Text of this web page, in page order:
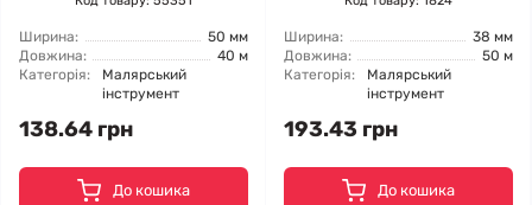
Ширина:
50 мм
Довжина:
40 м
Категорія:
Малярський
інструмент
138.64 грн
До кошика
Ширина:
38 мм
Довжина:
50 м
Категорія:
Малярський
інструмент
193.43 грн
До кошика